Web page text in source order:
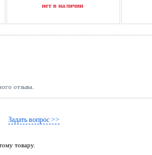
нет в наличии
отзыва.
Задать вопрос >>
товару.